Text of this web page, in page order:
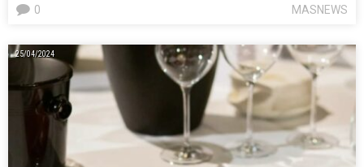
MASNEWS
0
25/04/2024